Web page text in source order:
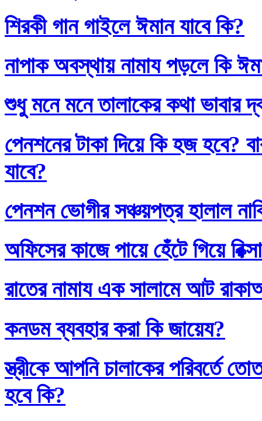
শিরকী গান গাইলে ঈমান যাবে কি?
নাপাক অবস্থায় নামায পড়লে কি
শুধু মনে মনে তালাকের কথা ভাবার
পেনশনের টাকা দিয়ে কি হজ হবে?
যাবে?
পেনশন ভোগীর সঞ্চয়পত্র হালাল
অফিসের কাজে পায়ে হেঁটে গিয়ে
রাতের নামায এক সালামে আট
কনডম ব্যবহার করা কি জায়েয?
স্ত্রীকে আপনি চালাকের পরিবর্তে
হবে কি?